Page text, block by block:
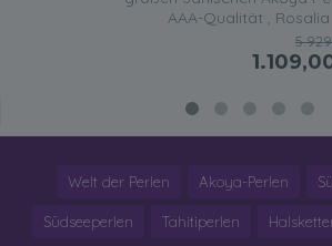
AAA-Qualität , Rosalia
Welt der Perlen Akoya-Perlen
Südseeperlen Tahitiperlen